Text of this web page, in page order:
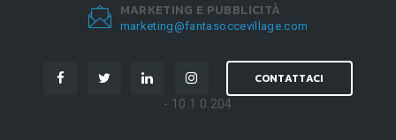
MARKETING E PUBBLICITÀ
marketing@fantasoccevillage.com
CONTATTACI
- 10.1.0.204